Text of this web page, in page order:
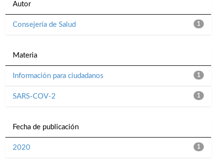
Autor
1
Consejería de Salud
Materia
1
Información para ciudadanos
1
SARS-COV-2
Fecha de publicación
1
2020